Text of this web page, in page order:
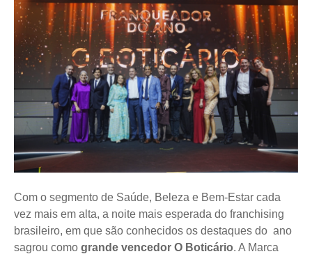
Com o segmento de Saúde, Beleza e Bem-Estar cada
vez mais em alta, a noite mais esperada do franchising
brasileiro, em que são conhecidos os destaques do ano
sagrou como grande vencedor O Boticário. A Marca